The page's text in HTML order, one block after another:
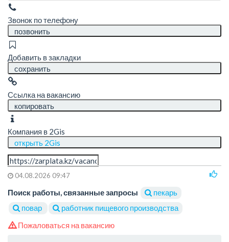
Звонок по телефону
позвонить
Добавить в закладки
сохранить
Ссылка на вакансию
копировать
Компания в 2Gis
открыть 2Gis
04.08.2026 09:47
Поиск работы, связанные запросы
пекарь
повар
работник пищевого производства
Пожаловаться на вакансию